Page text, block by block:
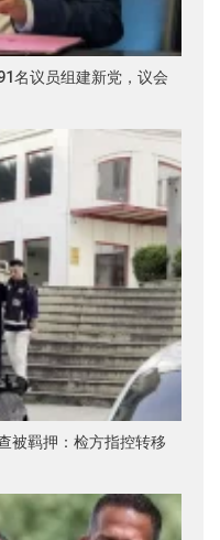
名议员组建新党，议会
被羁押：检方指控转移